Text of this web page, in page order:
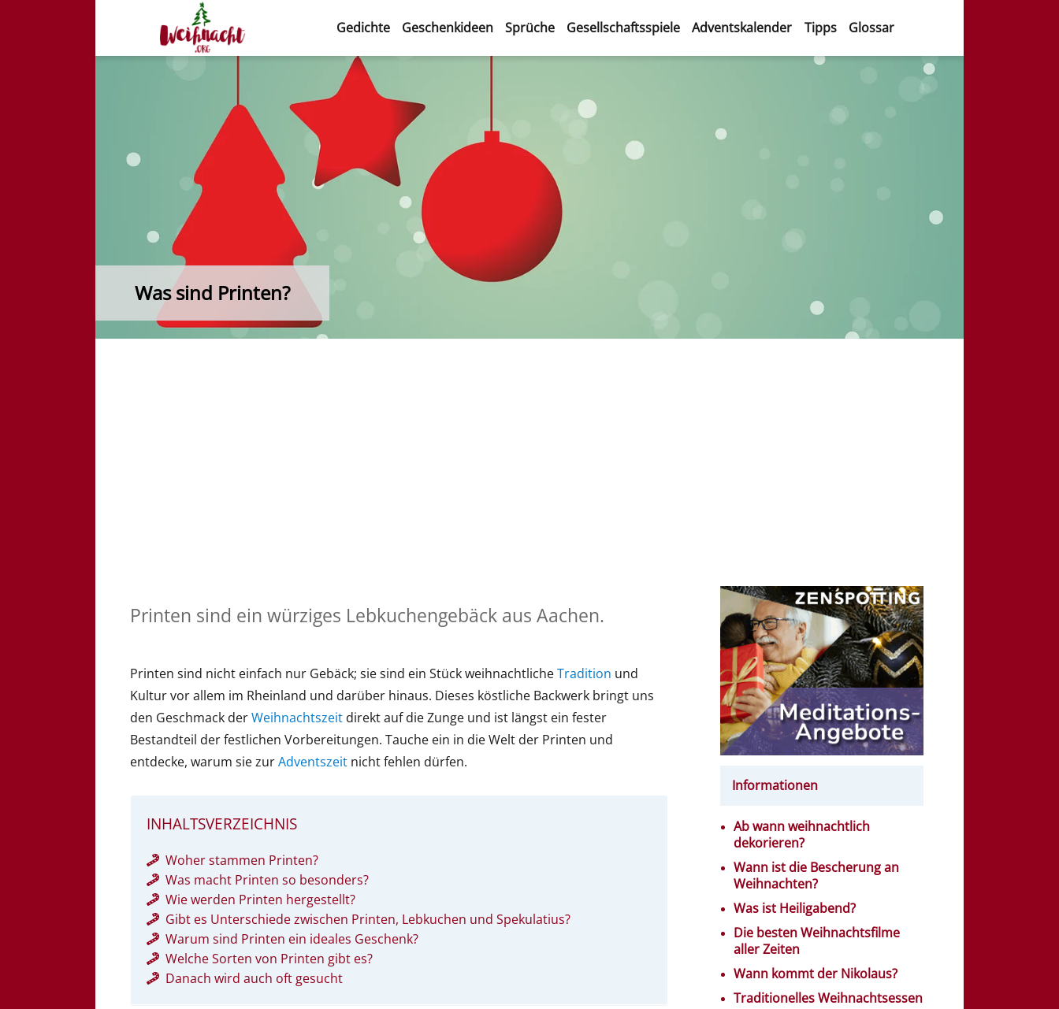
Gedichte Geschenkideen Sprüche Gesellschaftsspiele Adventskalender Tipps Glossar
Was sind Printen?
Printen sind ein würziges Lebkuchengebäck aus Aachen.
Printen sind nicht einfach nur Gebäck; sie sind ein Stück weihnachtlicheTradition und
Kultur vor allem im Rheinland und darüber hinaus. Dieses köstliche Backwerk bringt uns
den Geschmack derWeihnachtszeit direkt auf die Zunge und ist längst ein fester
Bestandteil der festlichen Vorbereitungen. Tauche ein in die Welt der Printen und
entdecke, warum sie zurAdventszeit nicht fehlen dürfen.
INHALTSVERZEICHNIS
Woher stammen Printen?
Was macht Printen so besonders?
Wie werden Printen hergestellt?
Gibt es Unterschiede zwischen Printen, Lebkuchen und Spekulatius?
Warum sind Printen ein ideales Geschenk?
Welche Sorten von Printen gibt es?
Danach wird auch oft gesucht
Informationen
Ab wann weihnachtlich
dekorieren?
Wann ist die Bescherung an
Weihnachten?
Was ist Heiligabend?
Die besten Weihnachtsfilme
aller Zeiten
Wann kommt der Nikolaus?
Traditionelles Weihnachtsessen